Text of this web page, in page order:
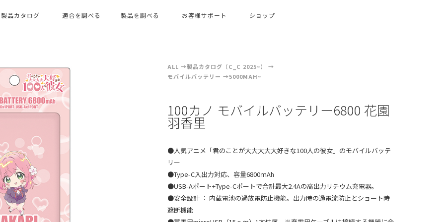
製品カタログ 適合を調べる 製品を調べる お客様サポート ショップ
ALL
製品カタログ（C_C 2025~）
モバイルバッテリー
5000MAH~
100カノ モバイルバッテリー6800 花園
羽香里
●人気アニメ「君のことが大大大大大好きな100人の彼女」のモバイルバッテ
リー
●Type-C入出力対応、容量6800ｍAh
●USB-Aポート+Type-Cポートで合計最大2.4Aの高出力リチウム充電器。
●安全設計 ： 内蔵電池の過放電防止機能。出力時の過電流防止とショート時
遮断機能